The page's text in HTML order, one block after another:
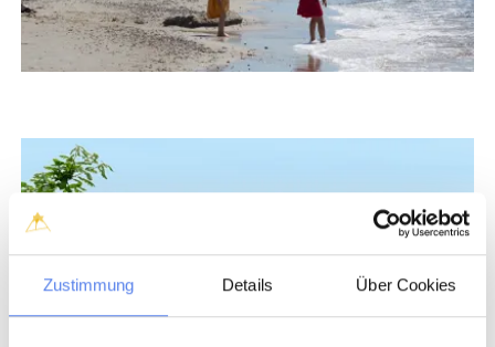
Zustimmung Details Über Cookies